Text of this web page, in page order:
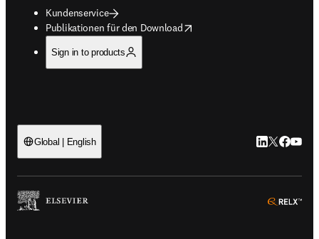
Kundenservice
Publikationen für den Download
opens in new tab/window
Sign in to products
Global | English LinkedIn
Twitter